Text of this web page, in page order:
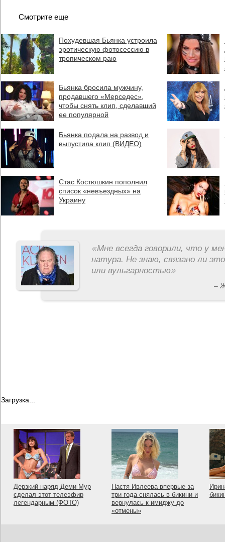
Смотрите еще
Похудевшая Бьянка устроила
эротическую фотосессию в
тропическом раю
Бьянка бросила мужчину,
продавшего «Мерседес»,
чтобы снять клип, сделавший
ее популярной
Бьянка подала на развод и
выпустила клип (ВИДЕО)
Стас Костюшкин пополнил
список «невъездных» на
Украину
«Мне всегда говорили, что у
натура. Не знаю, связано ли
или вульгарностью»
–
Загрузка...
Дерзкий наряд Деми Мур
сделал этот телеэфир
легендарным (ФОТО)
Настя Ивлеева впервые за
три года снялась в бикини и
вернулась к имиджу до
«отмены»